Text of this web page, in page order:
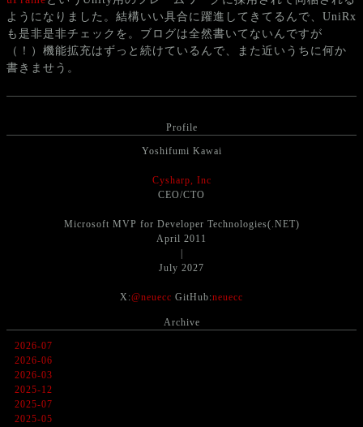
ようになりました。結構いい具合に躍進してきてるんで、UniRx
も是非是非チェックを。ブログは全然書いてないんですが
（！）機能拡充はずっと続けているんで、また近いうちに何か
書きませう。
Profile
Yoshifumi Kawai
Cysharp, Inc
CEO/CTO
Microsoft MVP for Developer Technologies(.NET)
April 2011
July 2027
X:@neuecc GitHub:neuecc
Archive
2026-07
2026-06
2026-03
2025-12
2025-07
2025-05